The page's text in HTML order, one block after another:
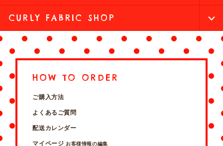
CURLY FABRIC SHOP
HOW TO ORDER
ご購入方法
よくあるご質問
配送カレンダー
マイページ お客様情報の編集